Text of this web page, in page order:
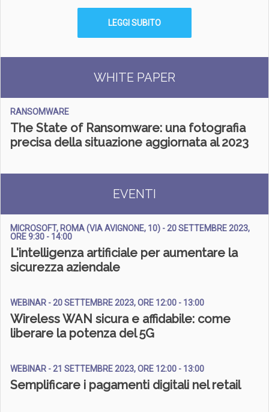
LEGGI SUBITO
WHITE PAPER
RANSOMWARE
The State of Ransomware: una fotografia
precisa della situazione aggiornata al 2023
EVENTI
MICROSOFT, ROMA (VIA AVIGNONE, 10) - 20 SETTEMBRE 2023,
ORE 9:30 - 14:00
L'intelligenza artificiale per aumentare la
sicurezza aziendale
WEBINAR - 20 SETTEMBRE 2023, ORE 12:00 - 13:00
Wireless WAN sicura e affidabile: come
liberare la potenza del 5G
WEBINAR - 21 SETTEMBRE 2023, ORE 12:00 - 13:00
Semplificare i pagamenti digitali nel retail